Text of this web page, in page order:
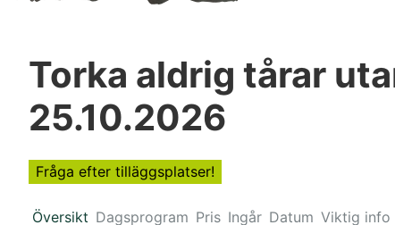
Torka aldrig tårar
25.10.2026
Fråga efter tilläggsplatser!
Översikt Dagsprogram Pris Ingår Datum Viktig info